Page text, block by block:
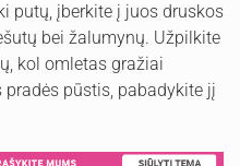
putų, įberkite į juos druskos
bei žalumynų. Užpilkite
kol omletas gražiai
pūstis, pabadykite jį